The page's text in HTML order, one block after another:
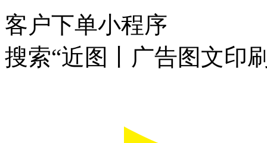
客户下单小程序
搜索“近图丨广告图文印